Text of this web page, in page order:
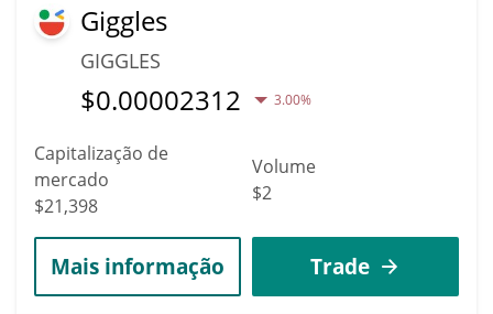
Giggles
GIGGLES
$0.00002312 3.00%
Capitalização de
mercado
$21,398
Volume
$2
Mais informação Trade